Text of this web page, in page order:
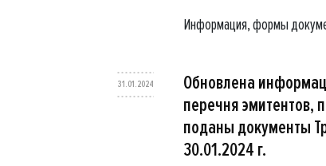
Информация, формы
31.01.2024
Обновлена
перечня эмитентов,
поданы документы
30.01.2024 г.